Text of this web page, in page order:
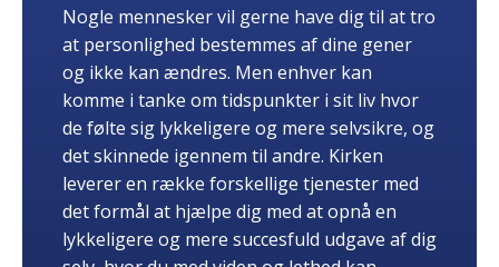
Nogle mennesker vil gerne have dig til at tro
at personlighed bestemmes af dine gener
og ikke kan ændres. Men enhver kan
komme i tanke om tidspunkter i sit liv hvor
de følte sig lykkeligere og mere selvsikre, og
det skinnede igennem til andre. Kirken
leverer en række forskellige tjenester med
det formål at hjælpe dig med at opnå en
lykkeligere og mere succesfuld udgave af dig